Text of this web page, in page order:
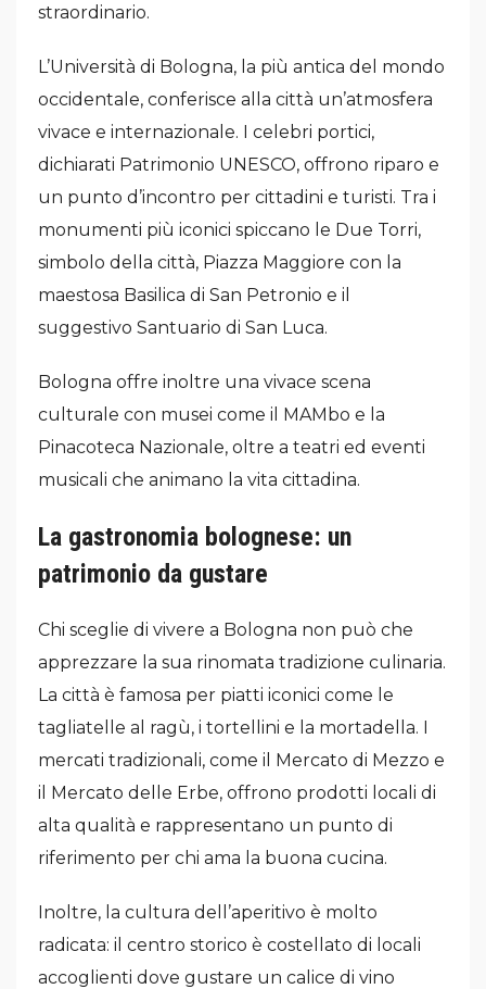
straordinario.
L’Università di Bologna, la più antica del mondo
occidentale, conferisce alla città un’atmosfera
vivace e internazionale. I celebri portici,
dichiarati Patrimonio UNESCO, offrono riparo e
un punto d’incontro per cittadini e turisti. Tra i
monumenti più iconici spiccano le Due Torri,
simbolo della città, Piazza Maggiore con la
maestosa Basilica di San Petronio e il
suggestivo Santuario di San Luca.
Bologna offre inoltre una vivace scena
culturale con musei come il MAMbo e la
Pinacoteca Nazionale, oltre a teatri ed eventi
musicali che animano la vita cittadina.
La gastronomia bolognese: un
patrimonio da gustare
Chi sceglie di vivere a Bologna non può che
apprezzare la sua rinomata tradizione culinaria.
La città è famosa per piatti iconici come le
tagliatelle al ragù, i tortellini e la mortadella. I
mercati tradizionali, come il Mercato di Mezzo e
il Mercato delle Erbe, offrono prodotti locali di
alta qualità e rappresentano un punto di
riferimento per chi ama la buona cucina.
Inoltre, la cultura dell’aperitivo è molto
radicata: il centro storico è costellato di locali
accoglienti dove gustare un calice di vino